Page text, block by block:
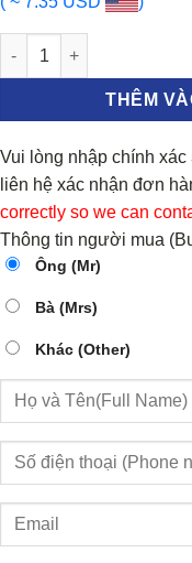
Đèn phản quang
THÊM
Vui lòng nhập chính xác
liên hệ xác nhận đơn
correctly so we can
Thông tin người mua
Ông (Mr)
Bà (Mrs)
Khác (Other)